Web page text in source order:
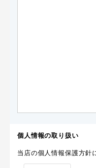
個人情報の取り扱い
当店の個人情報保護方針